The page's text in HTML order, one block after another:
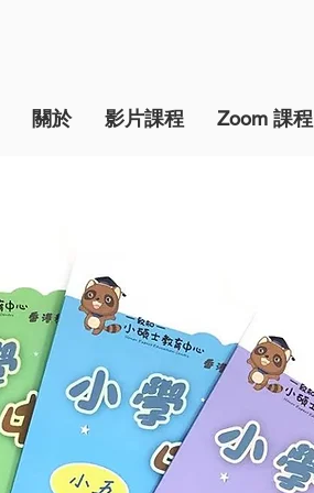
關於 影片課程 Zoom 課程